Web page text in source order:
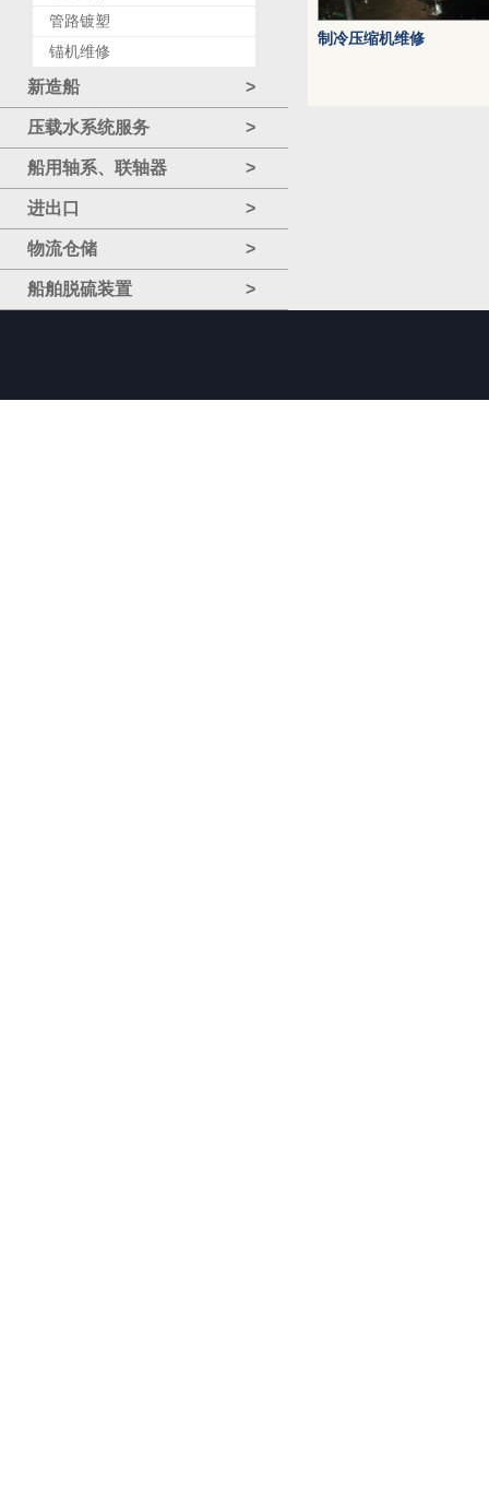
管路镀塑
锚机维修
新造船 >
压载水系统服务 >
船用轴系、联轴器 >
进出口 >
物流仓储 >
船舶脱硫装置 >
制冷压缩机维修